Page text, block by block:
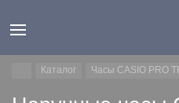
Каталог Часы CASIO PRO